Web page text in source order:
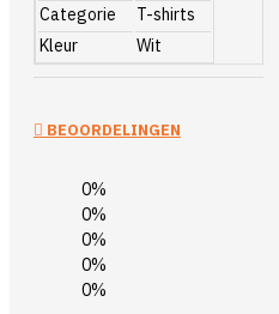
Categorie
T-shirts
Kleur
Wit
BEOORDELINGEN
0%
0%
0%
0%
0%